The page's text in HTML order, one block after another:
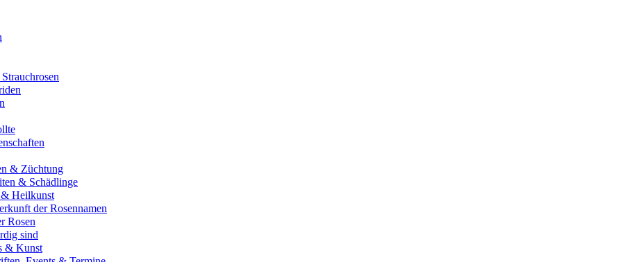
& Züchtung
& Schädlinge
Heilkunst
der Rosennamen
Rosen
sind
& Kunst